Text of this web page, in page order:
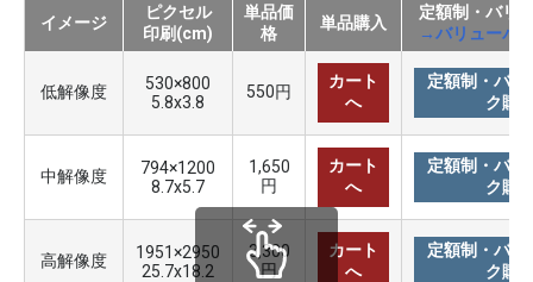
イメージ
ピクセル
印刷(cm)
単品価
格
単品購入
定額制・バリ
→バリューパ
低解像度
530×800
5.8x3.8
550円
カート
へ
定額制・バリ
ク購
中解像度
794×1200
8.7x5.7
1,650
円
カート
へ
定額制・バリ
ク購
高解像度
1951×2950
25.7x18.2
3,300
円
カート
へ
定額制・バリ
ク購